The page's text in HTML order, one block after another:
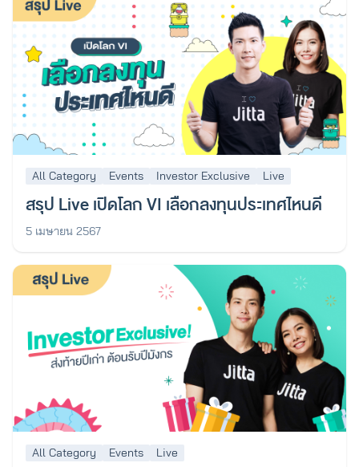
All Category Events Investor Exclusive Live
สรุป Live เปิดโลก VI เลือกลงทุนประเทศไหนดี
5 เมษายน 2567
All Category Events Live